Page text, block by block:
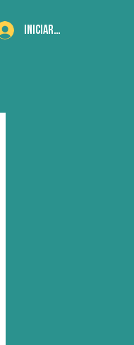
Iniciar sesión